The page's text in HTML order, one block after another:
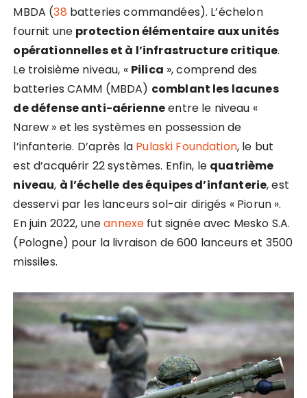
MBDA (38 batteries commandées). L’échelon
fournit une protection élémentaire aux unités
opérationnelles et à l’infrastructure critique.
Le troisième niveau, « Pilica », comprend des
batteries CAMM (MBDA) comblant les lacunes
de défense anti-aérienneentre le niveau «
Narew » et les systèmes en possession de
l’infanterie. D’après la Pulaski Foundation, le but
est d’acquérir 22 systèmes. Enfin, le quatrième
niveau, à l’échelle des équipes d’infanterie, est
desservi par les lanceurs sol-air dirigés « Piorun ».
En juin 2022, uneannexe fut signée avec Mesko S.A.
(Pologne) pour la livraison de 600 lanceurs et 3500
missiles.